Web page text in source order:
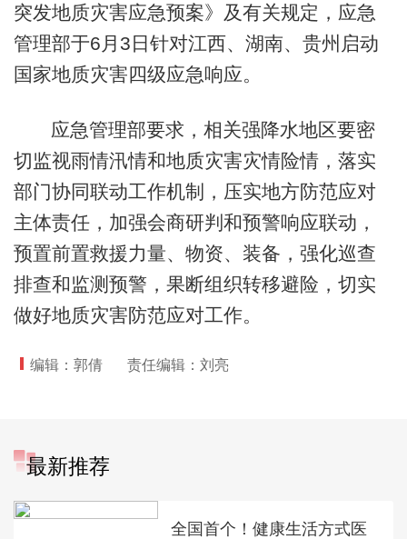
突发地质灾害应急预案》及有关规定，应急
管理部于6月3日针对江西、湖南、贵州启动
国家地质灾害四级应急响应。
应急管理部要求，相关强降水地区要密
切监视雨情汛情和地质灾害灾情险情，落实
部门协同联动工作机制，压实地方防范应对
主体责任，加强会商研判和预警响应联动，
预置前置救援力量、物资、装备，强化巡查
排查和监测预警，果断组织转移避险，切实
做好地质灾害防范应对工作。
编辑：郭倩 责任编辑：刘亮
最新推荐
全国首个！健康生活方式医